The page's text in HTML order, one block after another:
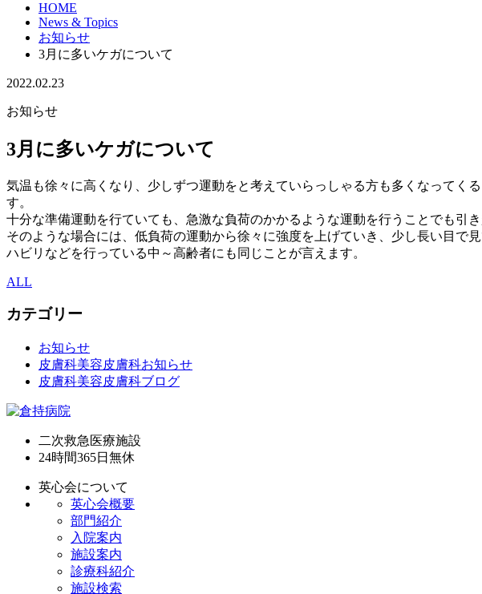
HOME
News & Topics
お知らせ
3月に多いケガについて
2022.02.23
お知らせ
3月に多いケガについて
気温も徐々に高くなり、少しずつ運動をと考えていらっしゃる方も多くなってく
す。
十分な準備運動を行ていても、急激な負荷のかかるような運動を行うことでも引き
そのような場合には、低負荷の運動から徐々に強度を上げていき、少し長い目で
ハビリなどを行っている中～高齢者にも同じことが言えます。
ALL
カテゴリー
お知らせ
皮膚科美容皮膚科お知らせ
皮膚科美容皮膚科ブログ
二次救急医療施設
24時間365日 無休
英心会について
英心会概要
部門紹介
入院案内
施設案内
診療科紹介
施設検索